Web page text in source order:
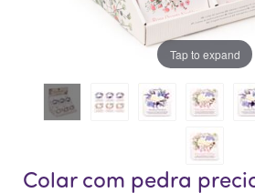
Tap to expand
Colar com pedra